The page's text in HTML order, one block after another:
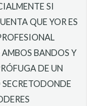
SI
QUE YOR ES
BANDOS Y
DE UN